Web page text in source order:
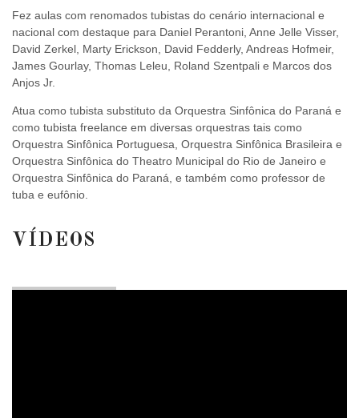
Fez aulas com renomados tubistas do cenário internacional e
nacional com destaque para Daniel Perantoni, Anne Jelle Visser,
David Zerkel, Marty Erickson, David Fedderly, Andreas Hofmeir,
James Gourlay, Thomas Leleu, Roland Szentpali e Marcos dos
Anjos Jr.
Atua como tubista substituto da Orquestra Sinfônica do Paraná e
como tubista freelance em diversas orquestras tais como
Orquestra Sinfônica Portuguesa, Orquestra Sinfônica Brasileira e
Orquestra Sinfônica do Theatro Municipal do Rio de Janeiro e
Orquestra Sinfônica do Paraná, e também como professor de
tuba e eufônio.
VÍDEOS